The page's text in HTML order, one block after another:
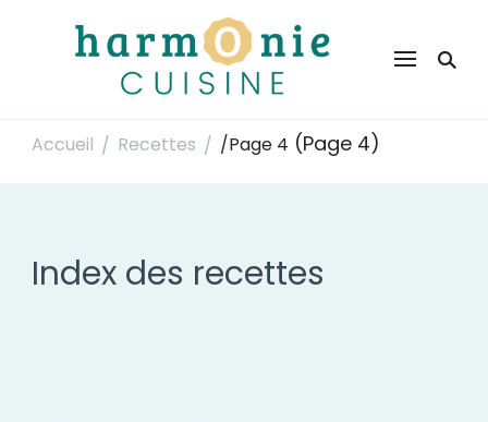
Harmonie Cuisine
Accueil / Recettes / /Page 4 (Page 4)
Index des recettes